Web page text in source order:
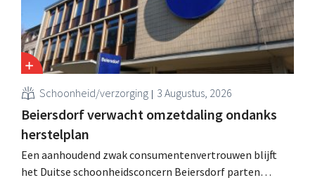
Schoonheid/verzorging 3 Augustus, 2026
Beiersdorf verwacht omzetdaling ondanks
herstelplan
Een aanhoudend zwak consumentenvertrouwen blijft
het Duitse schoonheidsconcern Beiersdorf parten